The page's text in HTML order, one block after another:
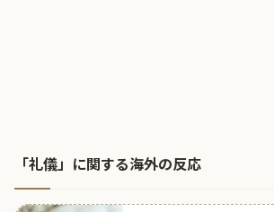
「礼儀」に関する海外の反応